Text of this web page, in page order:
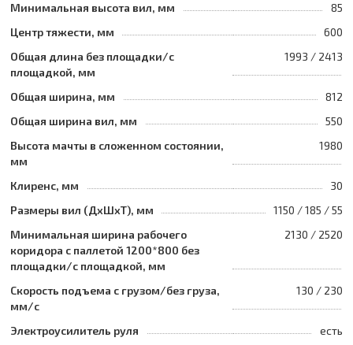
Минимальная высота вил, мм
85
Центр тяжести, мм
600
Общая длина без площадки/с
площадкой, мм
1993 / 2413
Общая ширина, мм
812
Общая ширина вил, мм
550
Высота мачты в сложенном состоянии,
мм
1980
Клиренс, мм
30
Размеры вил (ДхШхТ), мм
1150 / 185 / 55
Минимальная ширина рабочего
коридора с паллетой 1200*800 без
площадки/с площадкой, мм
2130 / 2520
Скорость подъема с грузом/без груза,
мм/с
130 / 230
Электроусилитель руля
есть